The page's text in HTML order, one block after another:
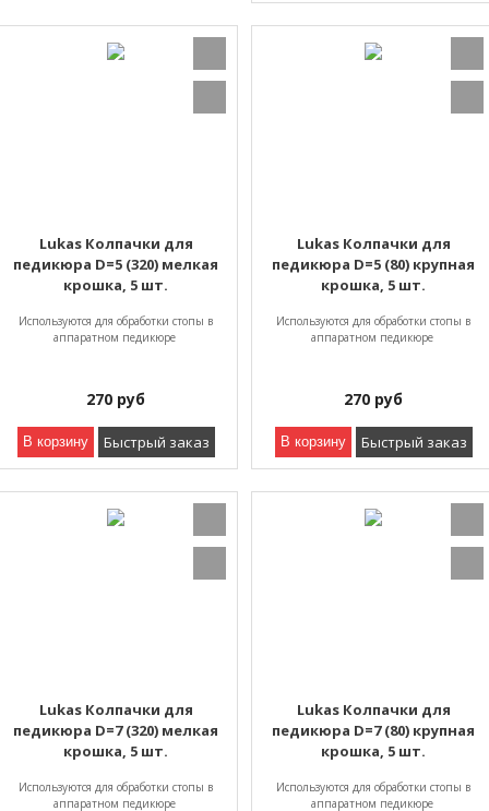
Lukas Колпачки для
педикюра D=5 (320) мелкая
крошка, 5 шт.
Используются для обработки стопы в
аппаратном педикюре
270 руб
В корзину Быстрый заказ
Lukas Колпачки для
педикюра D=5 (80) крупная
крошка, 5 шт.
Используются для обработки стопы в
аппаратном педикюре
270 руб
В корзину Быстрый заказ
Lukas Колпачки для
педикюра D=7 (320) мелкая
крошка, 5 шт.
Используются для обработки стопы в
аппаратном педикюре
Lukas Колпачки для
педикюра D=7 (80) крупная
крошка, 5 шт.
Используются для обработки стопы в
аппаратном педикюре